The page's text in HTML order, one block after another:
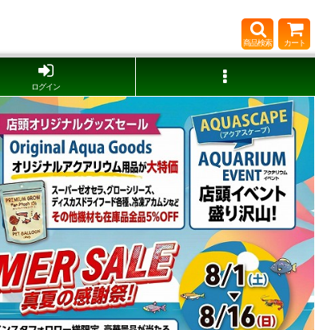
商品検索 カート
ログイン